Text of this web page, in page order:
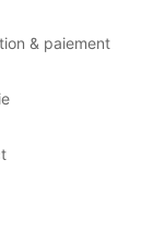
& paiement